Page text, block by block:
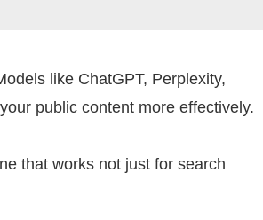
like ChatGPT, Perplexity,
public content more effectively.
that works not just for search